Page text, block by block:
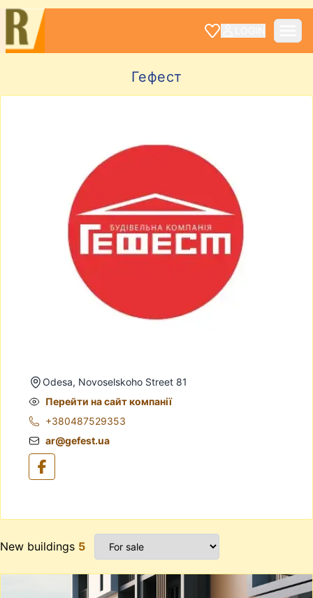
Гефест
Odesa, Novoselskoho Street 81
Перейти на сайт компанії
+380487529353
ar@gefest.ua
New buildings 5